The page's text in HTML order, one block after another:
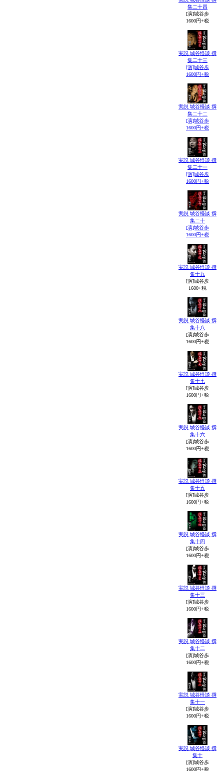
集二十四
[演]城谷歩
1600円+税
実説 城谷怪談 撰
集二十三
[演]城谷歩
1600円+税
実説 城谷怪談 撰
集二十二
[演]城谷歩
1600円+税
実説 城谷怪談 撰
集二十一
[演]城谷歩
1600円+税
実説 城谷怪談 撰
集二十
[演]城谷歩
1600円+税
実説 城谷怪談 撰
集十九
[演]城谷歩
1600+税
実説 城谷怪談 撰
集十八
[演]城谷歩
1600円+税
実説 城谷怪談 撰
集十七
[演]城谷歩
1600円+税
実説 城谷怪談 撰
集十六
[演]城谷歩
1600円+税
実説 城谷怪談 撰
集十五
[演]城谷歩
1600円+税
実説 城谷怪談 撰
集十四
[演]城谷歩
1600円+税
実説 城谷怪談 撰
集十三
[演]城谷歩
1600円+税
実説 城谷怪談 撰
集十二
[演]城谷歩
1600円+税
実説 城谷怪談 撰
集十一
[演]城谷歩
1600円+税
実説 城谷怪談 撰
集十
[演]城谷歩
1600円+税